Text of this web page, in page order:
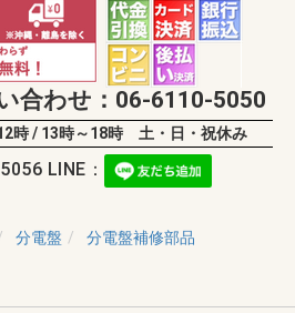
合わせ：06-6110-5050
時 / 13時～18時 土・日・祝休み
LINE：
分電盤
分電盤補修部品